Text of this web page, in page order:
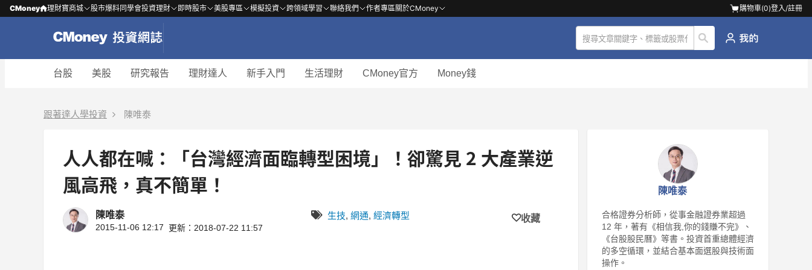
CMoney 理財寶商城 股市爆料同學會投資理財 即時股市 美股專區 模擬投資 跨領域學習 聯絡我們 作者專區關於CMoney 購物車(0)登入/註冊
台股 美股 研究報告 理財達人 新手入門 生活理財 CMoney官方 Money錢
跟著達人學投資 陳唯泰
人人都在喊：「台灣經濟面臨轉型困境」！卻驚見 2 大產業逆
風高飛，真不簡單！
陳唯泰
2015-11-06 12:17 更新：2018-07-22 11:57
生技, 網通, 經濟轉型 收藏
陳唯泰
合格證券分析師，從事金融證券業超過
12 年，著有《相信我,你的錢賺不完》、
《台股股民曆》等書。投資首重總體經濟
的多空循環，並結合基本面選股與技術面
操作。